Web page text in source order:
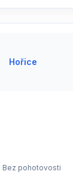
Hořice
Bez pohotovosti